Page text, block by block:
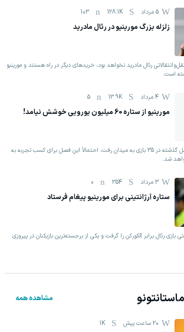
5 مرداد 128.1K
103
زلزله بزرگ مورینیو در رئال مادرید
رئال مادرید نخواهد بود، خریدهای دیگر در راه هستند و مورینیو
است.
4 مرداد 13.9K
5
مورینیو از ستاره 60 میلیون یورویی خوشش نیامد!
فرانکو ماستانتونو پس از آنکه فصل گذشته در 35 بازی به میدان رفت، احتمالاً این فصل برای کسب تجربه به
شد.
3 مرداد 354
0
ستاره آرژانتینی برای مورینیو پیغام فرستاد
بازی رئال برابر آلکورکن را گرفت و یکی از برجسته‌ترین بازیکنان در پیروزی
مشاهده همه
20 ساعت پیش 1K